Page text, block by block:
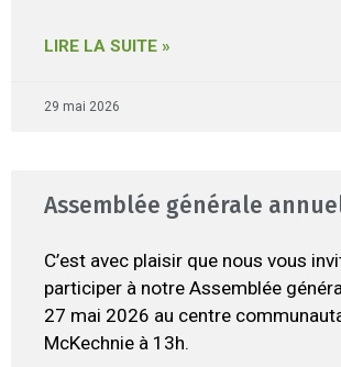
LIRE LA SUITE »
29 mai 2026
Assemblée générale
C’est avec plaisir que nous vous
participer à notre Assemblée
27 mai 2026 au centre
McKechnie à 13h.